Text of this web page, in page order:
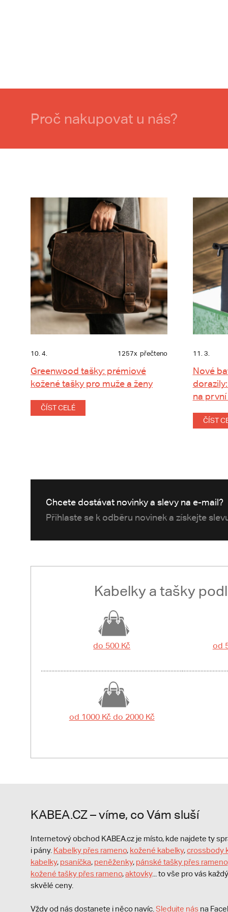
Proč nakupovat u nás?
10. 4. 1257x přečteno
Greenwood tašky: prémiové
kožené tašky pro muže a ženy
ČÍST CELÉ
11. 3.
Nové
na
ČÍST
Chcete dostávat novinky a slevy na e-mail?
Přihlaste se k odběru novinek a získejte
Kabelky a tašky
do 500 Kč od
od 1000 Kč do 2000 Kč
KABEA.CZ – víme, co Vám sluší
Internetový obchod KABEA.cz je místo, kde najdete ty
i pány. Kabelky přes rameno, kožené kabelky,crossbody
kabelky, psaníčka, peněženky, pánské tašky přes rameno
kožené tašky přes rameno,aktovky... to vše pro vás
skvělé ceny.
Vždy od nás dostanete i něco navíc. Sledujte nás na